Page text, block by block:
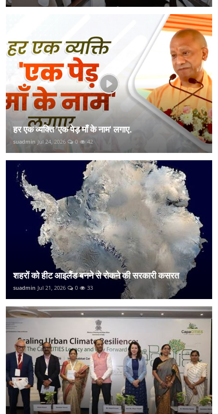
हर एक व्यक्ति 'एक पेड़ माँ के नाम' लगाए.
suadmin Jul 24, 2026 0 42
शहरों को हीट आइलैंड बनने से रोकने की सरकारी कसरत
suadmin Jul 21, 2026 0 33